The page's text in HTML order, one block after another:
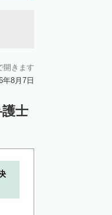
開きます
8月7日
士